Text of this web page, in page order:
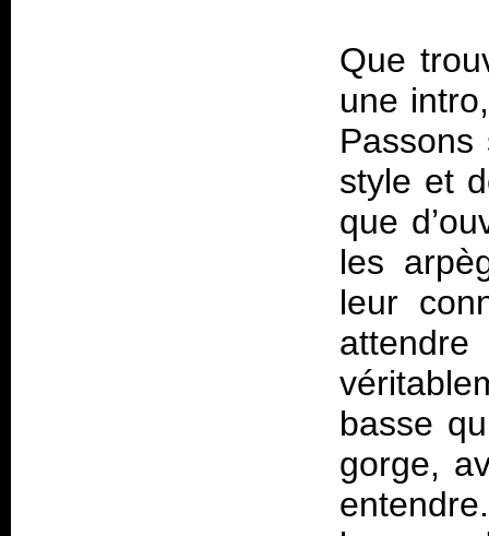
Que
une
style et
que
les
leur
basse
gorge,